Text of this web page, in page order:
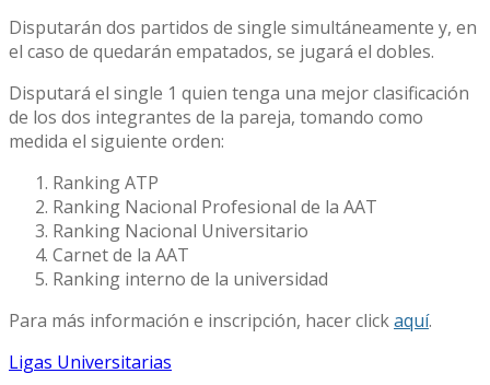
Disputarán dos partidos de single simultáneamente y, en
el caso de quedarán empatados, se jugará el dobles.
Disputará el single 1 quien tenga una mejor clasificación
de los dos integrantes de la pareja, tomando como
medida el siguiente orden:
Ranking ATP
Ranking Nacional Profesional de la AAT
Ranking Nacional Universitario
Carnet de la AAT
Ranking interno de la universidad
Para más información e inscripción, hacer clickaquí.
Ligas Universitarias